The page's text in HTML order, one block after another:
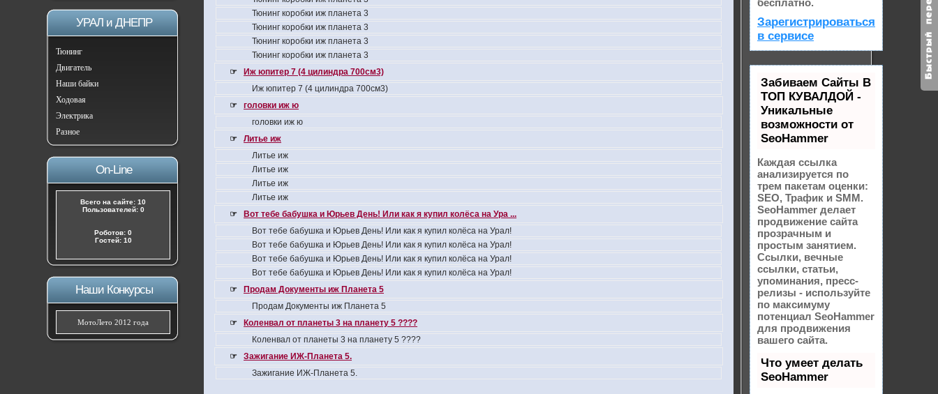
УРАЛ и ДНЕПР
Тюнинг
Двигатель
Наши байки
Ходовая
Электрика
Разное
On-Line
Всего на сайте: 10
Пользователей: 0
Роботов: 0
Гостей: 10
Наши Конкурсы
МотоЛето 2012 года
Тюнинг коробки иж планета 3
Тюнинг коробки иж планета 3
Тюнинг коробки иж планета 3
Тюнинг коробки иж планета 3
☞
Иж юпитер 7 (4 цилиндра 700см3)
Иж юпитер 7 (4 цилиндра 700см3)
☞
головки иж ю
головки иж ю
☞
Литье иж
Литье иж
Литье иж
Литье иж
Литье иж
☞
Вот тебе бабушка и Юрьев День! Или как я купил колёса на Ура ...
Вот тебе бабушка и Юрьев День! Или как я купил колёса на Урал!
Вот тебе бабушка и Юрьев День! Или как я купил колёса на Урал!
Вот тебе бабушка и Юрьев День! Или как я купил колёса на Урал!
Вот тебе бабушка и Юрьев День! Или как я купил колёса на Урал!
☞
Продам Документы иж Планета 5
Продам Документы иж Планета 5
☞
Коленвал от планеты 3 на планету 5 ????
Коленвал от планеты 3 на планету 5 ????
☞
Зажигание ИЖ-Планета 5.
Зажигание ИЖ-Планета 5.
бесплатно.
Зарегистрироваться
в сервисе
Забиваем Сайты В
ТОП КУВАЛДОЙ -
Уникальные
возможности от
SeoHammer
Каждая ссылка
анализируется по
трем пакетам оценки:
SEO, Трафик и SMM.
SeoHammer делает
продвижение сайта
прозрачным и
простым занятием.
Ссылки, вечные
ссылки, статьи,
упоминания, пресс-
релизы - используйте
по максимуму
потенциал SeoHammer
для продвижения
вашего сайта.
Что умеет делать
SeoHammer